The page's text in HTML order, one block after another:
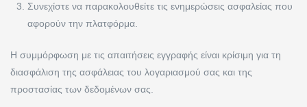
Συνεχίστε να παρακολουθείτε τις ενημερώσεις ασφαλείας που
αφορούν την πλατφόρμα.
Η συμμόρφωση με τις απαιτήσεις εγγραφής είναι κρίσιμη για τη
διασφάλιση της ασφάλειας του λογαριασμού σας και της
προστασίας των δεδομένων σας.